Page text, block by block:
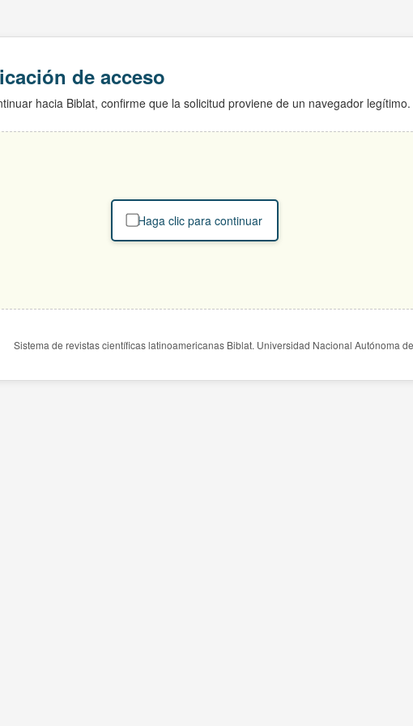
de acceso
hacia Biblat, confirme que la solicitud proviene de un navegador legítimo.
Haga clic para continuar
Sistema de revistas científicas latinoamericanas Biblat. Universidad Nacional Autónoma